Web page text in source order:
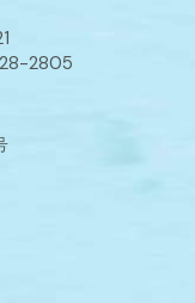
2805